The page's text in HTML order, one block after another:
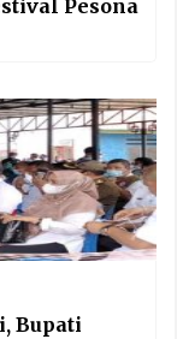
Pesona
Bupati